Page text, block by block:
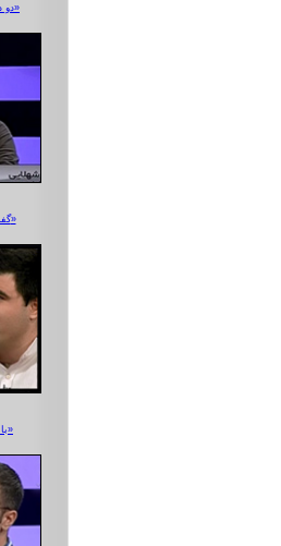
دو دیواره‌نورد فرانسوی و «ابراهیم نوتاش»
گفت‌وگو با «رضا شهلائی» فاتح «آناپورنا»
با برگزیدگان «جشنواره صعودهای برتر»